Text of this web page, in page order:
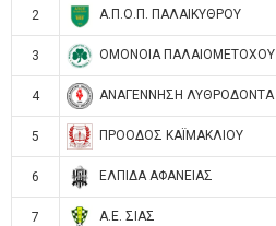
2 Α.Π.Ο.Π. ΠΑΛΑΙΚΥΘΡΟΥ
3 ΟΜΟΝΟΙΑ ΠΑΛΑΙΟΜΕΤΟΧΟΥ
4 ΑΝΑΓΕΝΝΗΣΗ ΛΥΘΡΟΔΟΝΤΑ
5 ΠΡΟΟΔΟΣ ΚΑΪΜΑΚΛΙΟΥ
6 ΕΛΠΙΔΑ ΑΦΑΝΕΙΑΣ
7 Α.Ε. ΣΙΑΣ